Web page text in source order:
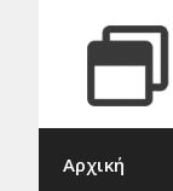
περιεχόμενο
Αρχική